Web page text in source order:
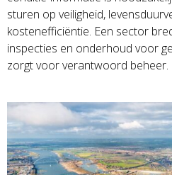
sturen op veiligheid,
kostenefficiëntie. Een sector
inspecties en onderhoud voor
zorgt voor verantwoord beheer.